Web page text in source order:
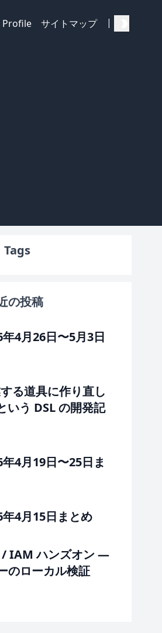
Profile サイトマップ |
Tags
の投稿
4月26日〜5月3日
る道具に作り直し
う DSL の開発記
4月19日〜25日ま
4月15日まとめ
IAM ハンズオン —
のローカル検証